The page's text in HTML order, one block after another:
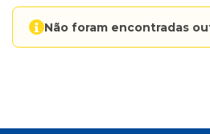
Não foram encontradas